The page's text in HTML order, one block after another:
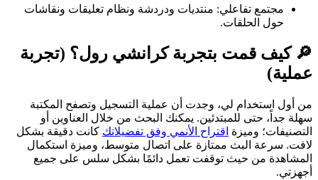
مجتمع تفاعلي: منتديات ودردشة ونظام تعليقات ونقاشات
حول الحلقات.
🔎 كيف قمت بتجربة كرانشي رول؟ (تجربة
عملية)
من أول استخدام لي، وجدت أن عملية التسجيل وتصفح المكتبة
سهلة جداً، حتى للمبتدئين. يمكنك البحث من خلال العناوين أو
التصنيفات؛ وميزة اقتراح الأنمي وفق تفضيلاتك كانت دقيقة بشكل
لافت. سرعة البث ممتازة على اتصال متوسط، وميزة استكمال
المشاهدة من حيث توقفت تعمل دائمًا بشكل سلس على جميع
أجهزتي.